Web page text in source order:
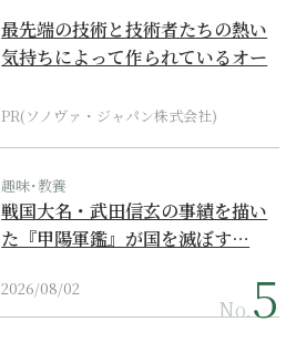
最先端の技術と技術者たちの熱い
気持ちによって作られているオー
PR(ソノヴァ・ジャパン株式会社)
趣味･教養
戦国大名・武田信玄の事績を描い
た『甲陽軍鑑』が国を滅ぼす…
2026/08/02
No.